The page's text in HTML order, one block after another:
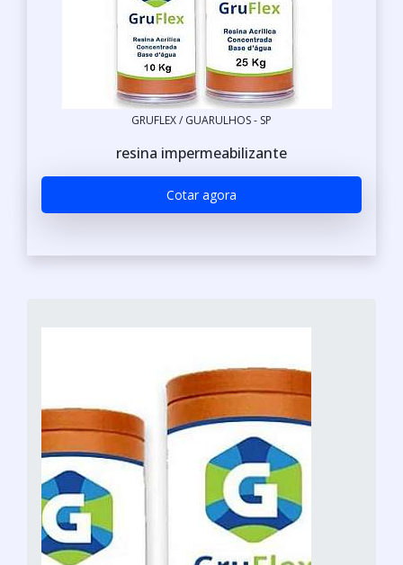
GRUFLEX / GUARULHOS - SP
resina impermeabilizante
Cotar agora